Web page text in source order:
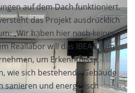
auf dem Dach funktioniert.
das Projekt ausdrücklich
„Wir haben hier nach keiner
Reallabor will das IBEA-Team
um Erkenntnisse
wie sich bestehende Gebäude
sanieren und energetisch